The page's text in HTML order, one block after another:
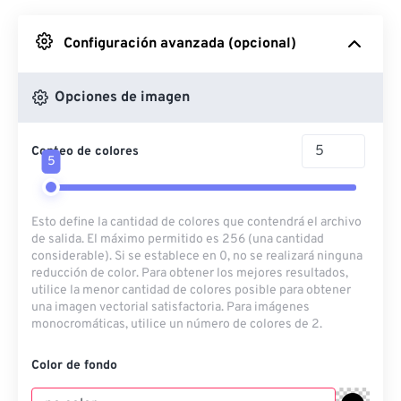
Desde Google Drive
Desde OneDrive
Desde URL
Configuración avanzada (opcional)
Opciones de imagen
Conteo de colores
5
Esto define la cantidad de colores que contendrá el archivo
de salida. El máximo permitido es 256 (una cantidad
considerable). Si se establece en 0, no se realizará ninguna
reducción de color. Para obtener los mejores resultados,
utilice la menor cantidad de colores posible para obtener
una imagen vectorial satisfactoria. Para imágenes
monocromáticas, utilice un número de colores de 2.
Color de fondo